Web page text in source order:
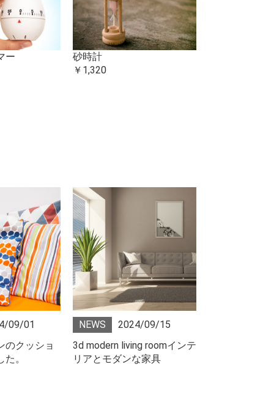
ー
砂時計
￥1,320
09/01
のクッショ
。
NEWS
2024/09/15
3d modern living roomインテ
リアとモダンな家具